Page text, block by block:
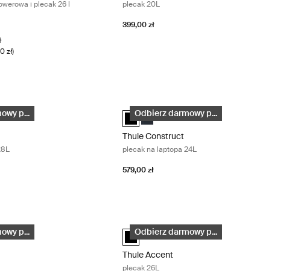
i plecak 26 l
cena
zł)
plecak 20L
399,00 zł
na laptopa 28L Black
p... 28L Czarny (selected)
backpack 28L Niebieski karbon
Thule Construct plecak na laptopa 24L
Odbierz darmowy p...
Thule Construct backpack 24L Czarny
Thule Construct backpack 24L
Thule Construct
plecak na laptopa 24L
579,00 zł
28L Black
p...28L Czarny (selected)
Thule Accent plecak 26L Black
Odbierz darmowy p...
Thule Accent backpack 26L Czarny
Thule Accent
plecak 26L